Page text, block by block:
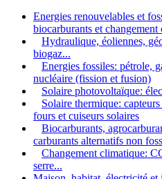
Energies renouvelables et
biocarburants et changement
Hydraulique, éoliennes,
biogaz...
Energies fossiles: pétrole,
nucléaire (fission et fusion)
Solaire photovoltaïque:
Solaire thermique:
fours et cuiseurs solaires
Biocarburants,
carburants alternatifs non
Changement climatique:
serre...